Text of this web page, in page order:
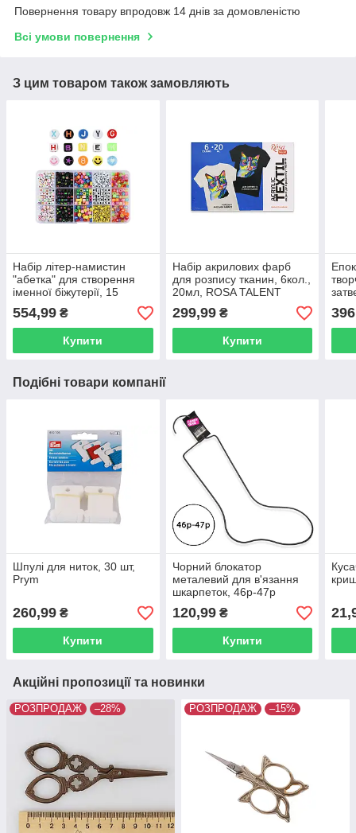
Повернення товару впродовж 14 днів за домовленістю
Всі умови повернення
З цим товаром також замовляють
Набір літер-намистин
"абетка" для створення
іменної біжутерії, 15
осередків
554,99 ₴
Купити
Набір акрилових фарб
для розпису тканин, 6кол.,
20мл, ROSA TALENT
299,99₴
Купити
(1:1)
Подібні товари компанії
Шпулі для ниток, 30 шт,
Prym
260,99 ₴
Купити
Чорний блокатор
металевий для в'язання
шкарпеток, 46р-47р
120,99₴
Купити
Акційні пропозиції та новинки
РОЗПРОДАЖ –28% РОЗПРОДАЖ –15%